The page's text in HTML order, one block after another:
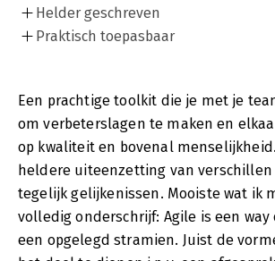
Helder geschreven
Praktisch toepasbaar
Een prachtige toolkit die je met je
om verbeterslagen te maken en
op kwaliteit en bovenal
heldere uiteenzetting van verschillen
tegelijk gelijkenissen. Mooiste wat ik
volledig onderschrijf: Agile is een
een opgelegd stramien. Juist de